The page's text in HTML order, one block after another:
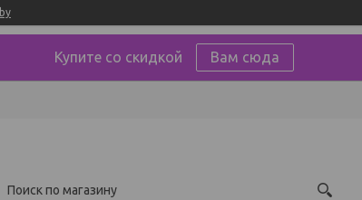
Купите со скидкой Вам сюда